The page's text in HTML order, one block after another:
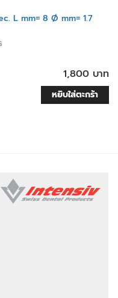
L mm= 8 Ø mm= 1.7
1,800 บาท
หยิบใส่ตะกร้า